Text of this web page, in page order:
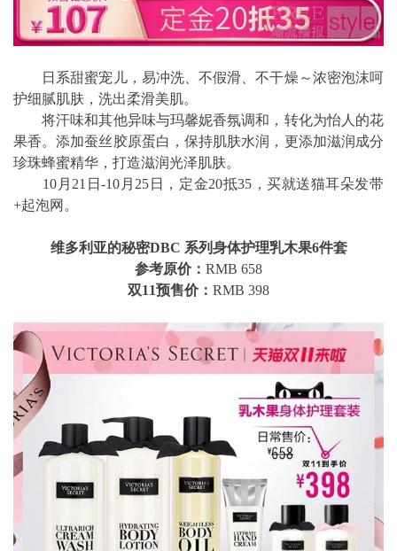
日系甜蜜宠儿，易冲洗、不假滑、不干燥～浓密泡沫呵
护细腻肌肤，洗出柔滑美肌。
将汗味和其他异味与玛馨妮香氛调和，转化为怡人的花
果香。添加蚕丝胶原蛋白，保持肌肤水润，更添加滋润成分
珍珠蜂蜜精华，打造滋润光泽肌肤。
10月21日-10月25日，定金20抵35，买就送猫耳朵发带
+起泡网。
维多利亚的秘密DBC 系列身体护理乳木果6件套
参考原价： RMB 658
双11预售价： RMB 398